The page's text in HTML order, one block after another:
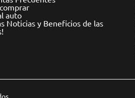
auto
Noticias y Beneficios de las